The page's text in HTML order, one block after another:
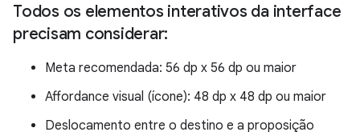
Todos os elementos interativos da interface
precisam considerar:
Meta recomendada: 56 dp x 56 dp ou maior
Affordance visual (ícone): 48 dp x 48 dp ou maior
Deslocamento entre o destino e a proposição